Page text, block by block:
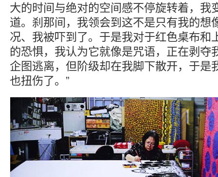
大的时间与绝对的空间感不停旋转着，我
道。刹那间，我领会到这不是只有我的想
况、我被吓到了。于是我对于红色桌布和
的恐惧，我认为它就像是咒语，正在剥夺
企图逃离，但阶级却在我脚下散开，于是
也扭伤了。”